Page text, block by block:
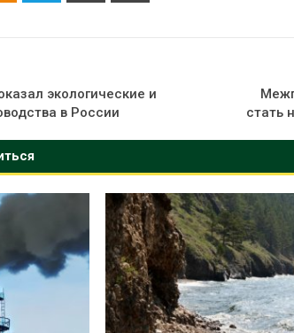
экологические и
в России
стать